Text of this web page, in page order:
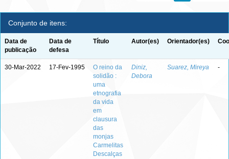
Conjunto de itens:
Data de
publicação
Data de
defesa
Título Autor(es) Orientador(es)
30-Mar-2022 17-Fev-1995
O reino da
solidão :
uma
etnografia
da vida
em
clausura
das
monjas
Carmelitas
Descalças
Diniz,
Debora
Suarez, Mireya -